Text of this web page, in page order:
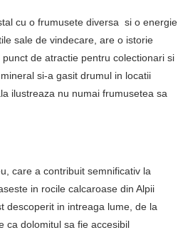
cu o frumusete diversa si o energie
sale de vindecare, are o istorie
de atractie pentru colectionari si
si-a gasit drumul in locatii
ilustreaza nu numai frumusetea sa
care a contribuit semnificativ la
in rocile calcaroase din Alpii
descoperit in intreaga lume, de la
ca dolomitul sa fie accesibil